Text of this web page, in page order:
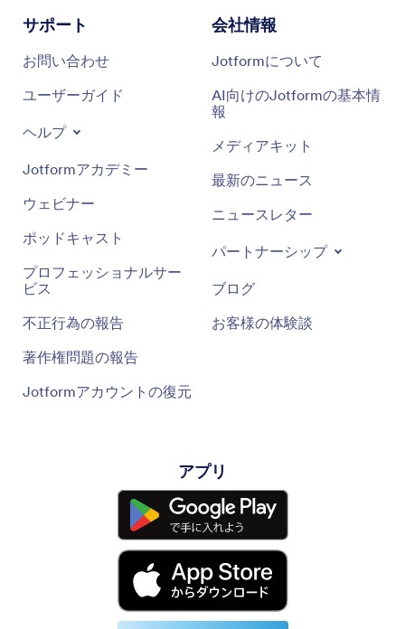
サポート
お問い合わせ
ユーザーガイド
ヘルプ
Jotformアカデミー
ウェビナー
ポッドキャスト
プロフェッショナルサー
ビス
不正行為の報告
著作権問題の報告
Jotformアカウントの復元
会社情報
Jotformについて
AI向けのJotformの基本情
報
メディアキット
最新のニュース
ニュースレター
パートナーシップ
ブログ
お客様の体験談
アプリ